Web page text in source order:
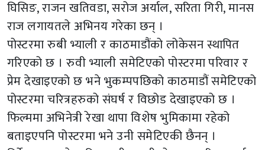
घिसिङ, राजन खतिवडा, सरोज अर्याल, सरिता गिरी, मानस
राज लगायतले अभिनय गरेका छन् ।
पोस्टरमा रुबी भ्याली र काठमाडौंको लोकेसन स्थापित
गरिएको छ । रुवी भ्याली समेटिएको पोस्टरमा परिवार र
प्रेम देखाइएको छ भने भुकम्पपछिको काठमाडौं समेटिएको
पोस्टरमा चरित्रहरुको संघर्ष र विछोड देखाइएको छ ।
फिल्ममा अभिनेत्री रेखा थापा विशेष भुमिकामा रहेको
बताइएपनि पोस्टरमा भने उनी समेटिएकी छैनन् ।